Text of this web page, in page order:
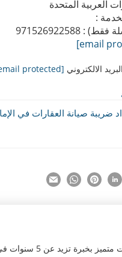
العربية المتحدة
:
الالكتروني [email protected]
ضريبة صيانة العقارات في
التدقيق والتأكيد وإعداد التقارير المالية وفق المعايير الدولية.